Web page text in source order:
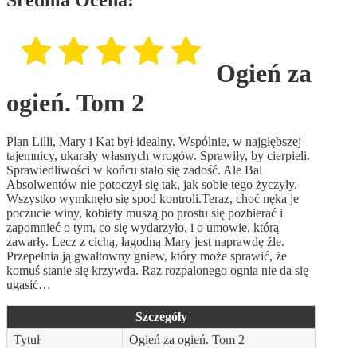
Ogień za
ogień. Tom 2
Plan Lilli, Mary i Kat był idealny. Wspólnie, w najgłębszej
tajemnicy, ukarały własnych wrogów. Sprawiły, by cierpieli.
Sprawiedliwości w końcu stało się zadość. Ale Bal
Absolwentów nie potoczył się tak, jak sobie tego życzyły.
Wszystko wymknęło się spod kontroli.Teraz, choć nęka je
poczucie winy, kobiety muszą po prostu się pozbierać i
zapomnieć o tym, co się wydarzyło, i o umowie, którą
zawarły. Lecz z cichą, łagodną Mary jest naprawdę źle.
Przepełnia ją gwałtowny gniew, który może sprawić, że
komuś stanie się krzywda. Raz rozpalonego ognia nie da się
ugasić…
Szczegóły
Tytuł
Ogień za ogień. Tom 2